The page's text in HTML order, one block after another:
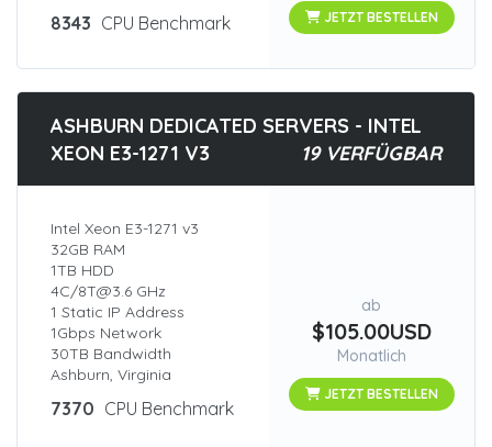
8343 CPU Benchmark JETZT BESTELLEN
ASHBURN DEDICATED SERVERS - INTEL
XEON E3-1271 V3
19 VERFÜGBAR
Intel Xeon E3-1271 v3
32GB RAM
1TB HDD
4C/8T@3.6 GHz
1 Static IP Address
1Gbps Network
30TB Bandwidth
Ashburn, Virginia
7370 CPU Benchmark
ab
$105.00USD
Monatlich
JETZT BESTELLEN